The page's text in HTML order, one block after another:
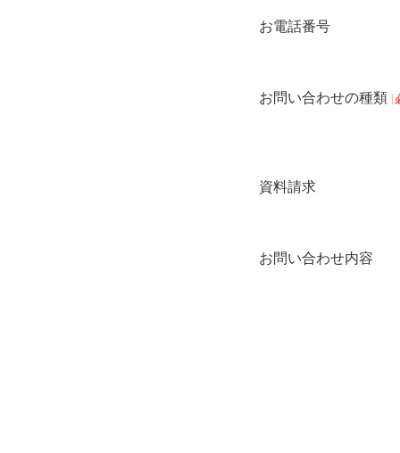
お電話番号
お問い合わせの種類 [
資料請求
お問い合わせ内容